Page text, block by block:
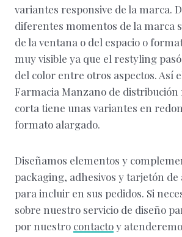
variantes responsive de la marca.
diferentes momentos de la marca
de la ventana o del espacio o
muy visible ya que el restyling
del color entre otros aspectos. Así
Farmacia Manzano de
corta tiene unas variantes en
formato alargado.
Diseñamos elementos y
packaging, adhesivos y tarjetón
para incluir en sus pedidos. Si
sobre nuestro servicio de diseño
por nuestro contactoy